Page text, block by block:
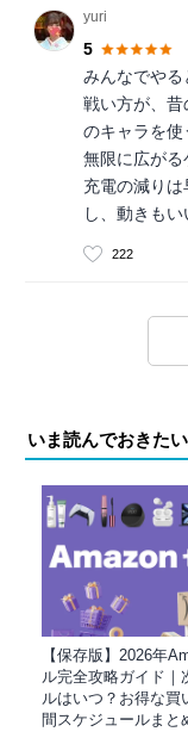
yuri
5
みんなでやる
戦い方が、
のキャラを
無限に広がる
充電の減り
し、動きも
222
いま読んでおきたい
【保存版】2026年
ル完全攻略ガイド｜
ルはいつ？お得な買
間スケジュールまと